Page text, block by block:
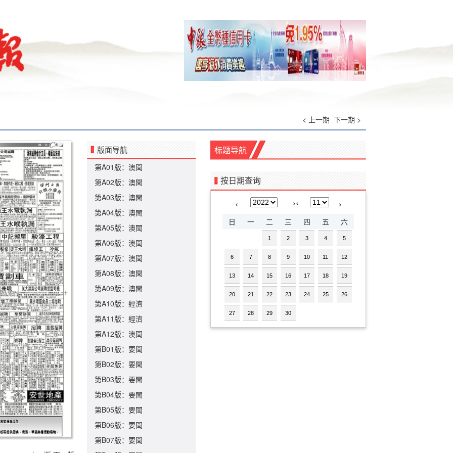
< 上一期 下一期 >
版面导航
第A01版：澳聞
第A02版：澳聞
第A03版：澳聞
第A04版：澳聞
第A05版：澳聞
第A06版：澳聞
第A07版：澳聞
第A08版：澳聞
第A09版：澳聞
第A10版：經濟
第A11版：經濟
第A12版：澳聞
第B01版：要聞
第B02版：要聞
第B03版：要聞
第B04版：要聞
第B05版：要聞
第B06版：要聞
第B07版：要聞
标题导航
按日期查询
‹ ›‹ ›
日 一 二 三 四 五 六
1 2 3 4 5
6 7 8 9 10 11 12
13 14 15 16 17 18 19
20 21 22 23 24 25 26
27 28 29 30